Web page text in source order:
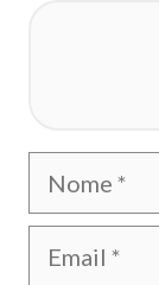
Nome
Email